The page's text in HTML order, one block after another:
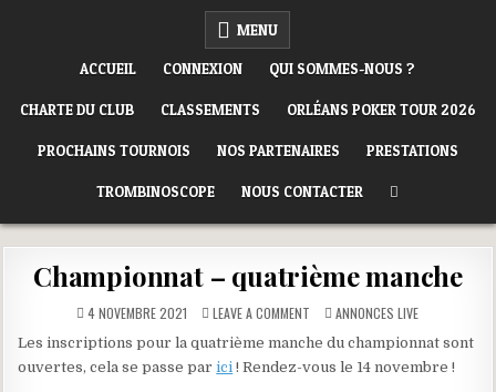
ORLÉANS POKER CLUB MENU
ACCUEIL CONNEXION QUI SOMMES-NOUS ?
CHARTE DU CLUB CLASSEMENTS ORLÉANS POKER TOUR 2026
PROCHAINS TOURNOIS NOS PARTENAIRES PRESTATIONS
TROMBINOSCOPE NOUS CONTACTER
Championnat – quatrième manche
4 NOVEMBRE 2021 LEAVE A COMMENT
CHAMPIONNAT
–
QUATRIÈME
MANCHE
POSTED
IN
ANNONCES LIVE
Les inscriptions pour la quatrième manche du championnat sont
ouvertes, cela se passe parici ! Rendez-vous le 14 novembre !